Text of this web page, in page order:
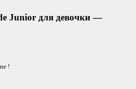
Junior для девочки —
!